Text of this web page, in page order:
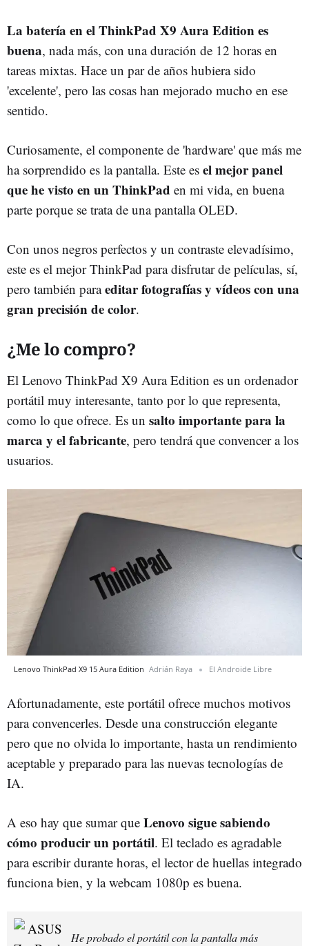
La batería en el ThinkPad X9 Aura Edition es
buena, nada más, con una duración de 12 horas en
tareas mixtas. Hace un par de años hubiera sido
'excelente', pero las cosas han mejorado mucho en ese
sentido.
Curiosamente, el componente de 'hardware' que más me
ha sorprendido es la pantalla. Este es el mejor panel
que he visto en un ThinkPad en mi vida, en buena
parte porque se trata de una pantalla OLED.
Con unos negros perfectos y un contraste elevadísimo,
este es el mejor ThinkPad para disfrutar de películas, sí,
pero también paraeditar fotografías y vídeos con una
gran precisión de color.
¿Me lo compro?
El Lenovo ThinkPad X9 Aura Edition es un ordenador
portátil muy interesante, tanto por lo que representa,
como lo que ofrece. Es un salto importante para la
marca y el fabricante, pero tendrá que convencer a los
usuarios.
Lenovo ThinkPad X9 15 Aura Edition Adrián Raya El Androide Libre
Afortunadamente, este portátil ofrece muchos motivos
para convencerles. Desde una construcción elegante
pero que no olvida lo importante, hasta un rendimiento
aceptable y preparado para las nuevas tecnologías de
IA.
A eso hay que sumar que Lenovo sigue sabiendo
cómo producir un portátil. El teclado es agradable
para escribir durante horas, el lector de huellas integrado
funciona bien, y la webcam 1080p es buena.
He probado el portátil con la pantalla más